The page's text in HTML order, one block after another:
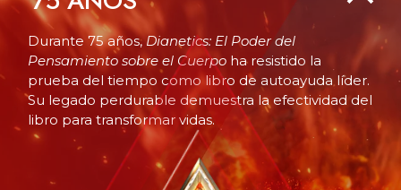
Durante 75 años,Dianetics: El Poder del
Pensamiento sobre el Cuerpo ha resistido la
prueba del tiempo como libro de autoayuda líder.
Su legado perdurable demuestra la efectividad del
libro para transformar vidas.